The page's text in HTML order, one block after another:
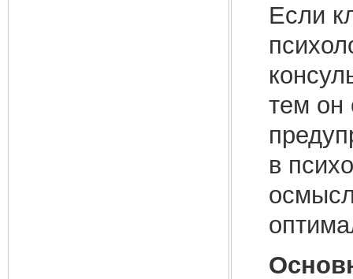
Если
тем он
в